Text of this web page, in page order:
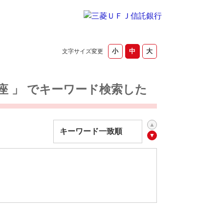
文字サイズ変更
」 でキーワード検索した